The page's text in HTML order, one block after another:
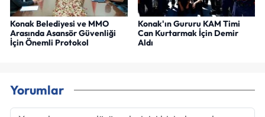
Konak Belediyesi ve MMO
Arasında Asansör Güvenliği
İçin Önemli Protokol
Konak'ın Gururu KAM Timi
Can Kurtarmak İçin Demir
Aldı
Yorumlar